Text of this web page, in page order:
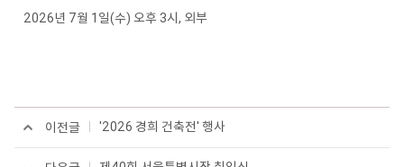
2026년 7월 1일(수) 오후 3시, 외부
이전글 '2026 경희 건축전' 행사